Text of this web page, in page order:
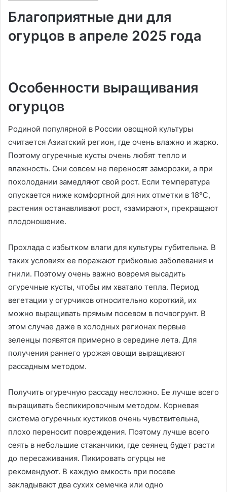
Благоприятные дни для
огурцов в апреле 2025 года
Особенности выращивания
огурцов
Родиной популярной в России овощной культуры
считается Азиатский регион, где очень влажно и жарко.
Поэтому огуречные кусты очень любят тепло и
влажность. Они совсем не переносят заморозки, а при
похолодании замедляют свой рост. Если температура
опускается ниже комфортной для них отметки в 18℃,
растения останавливают рост, «замирают», прекращают
плодоношение.
Прохлада с избытком влаги для культуры губительна. В
таких условиях ее поражают грибковые заболевания и
гнили. Поэтому очень важно вовремя высадить
огуречные кусты, чтобы им хватало тепла. Период
вегетации у огурчиков относительно короткий, их
можно выращивать прямым посевом в почвогрунт. В
этом случае даже в холодных регионах первые
зеленцы появятся примерно в середине лета. Для
получения раннего урожая овощи выращивают
рассадным методом.
Получить огуречную рассаду несложно. Ее лучше всего
выращивать беспикировочным методом. Корневая
система огуречных кустиков очень чувствительна,
плохо переносит повреждения. Поэтому лучше всего
сеять в небольшие стаканчики, где сеянец будет расти
до пересаживания. Пикировать огурцы не
рекомендуют. В каждую емкость при посеве
закладывают два сухих семечка или одно